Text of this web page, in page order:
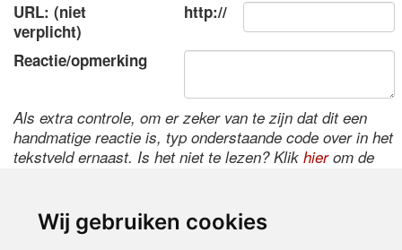
Wij gebruiken cookies
URL: (niet
verplicht)
http://
Reactie/opmerking
Als extra controle, om er zeker van te zijn dat dit een
handmatige reactie is, typ onderstaande code over in het
tekstveld ernaast. Is het niet te lezen? Klik hierom de